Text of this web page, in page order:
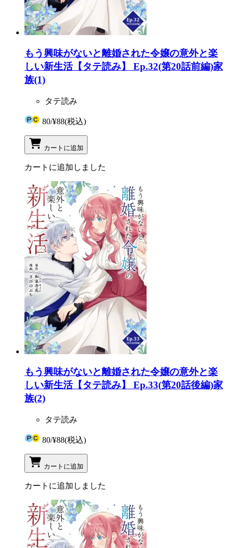
もう興味がないと離婚された令嬢の意外と楽
しい新生活【タテ読み】 Ep.32(第20話前編)家
族(1)
タテ読み
80/¥88(税込)
カートに追加
カートに追加しました
もう興味がないと離婚された令嬢の意外と楽
しい新生活【タテ読み】 Ep.33(第20話後編)家
族(2)
タテ読み
80/¥88(税込)
カートに追加
カートに追加しました